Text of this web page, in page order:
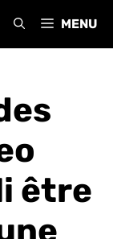
MENU
être